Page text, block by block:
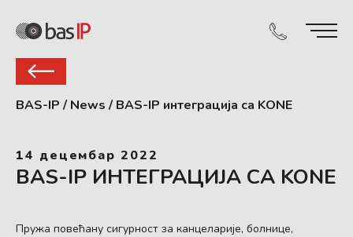
BAS-IP / News / BAS-IP интеграција са KONE
14 децембар 2022
BAS-IP ИНТЕГРАЦИЈА СА KONE
Пружа повећану сигурност за канцеларије, болнице,